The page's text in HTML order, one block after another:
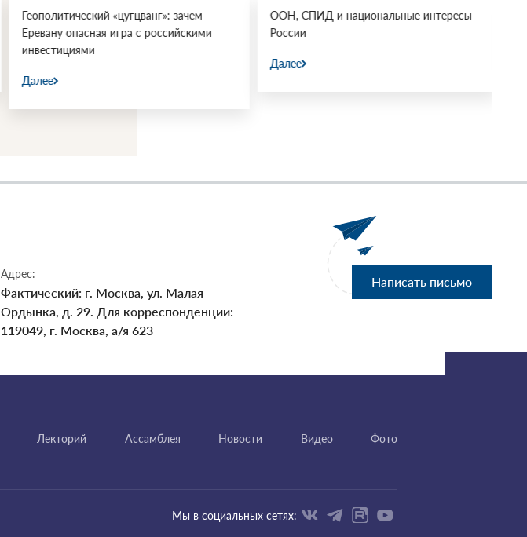
Геополитический «цугцванг»: зачем
Еревану опасная игра с российскими
инвестициями
Далее
ООН, СПИД и национальные интересы
России
Далее
Адрес:
Фактический: г. Москва, ул. Малая
Ордынка, д. 29. Для корреспонденции:
119049, г. Москва, а/я 623
Написать письмо
Лекторий Ассамблея Новости Видео Фото
Мы в социальных сетях: